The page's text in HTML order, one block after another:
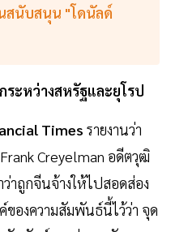
สนับสนุน "โดนัลด์
ะหว่างสหรัฐและยุโรป
Times รายงานว่า
Creyelman อดีตวุฒิ
าถูกจีนจ้างให้ไปสอดส่อง
ของความสัมพันธ์นี้ไว้ว่า จุด